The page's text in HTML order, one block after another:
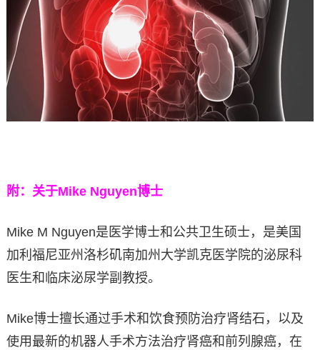
附：关于Mike Nguyen博士
Mike M Nguyen是医学博士和公共卫生硕士，是美国
加利福尼亚州洛杉矶南加州大学凯克医学院的泌尿科
医生和临床泌尿学副教授。
Mike博士擅长通过手术和饮食预防治疗肾结石，以及
使用最新的机器人手术方法治疗肾癌和前列腺癌，在